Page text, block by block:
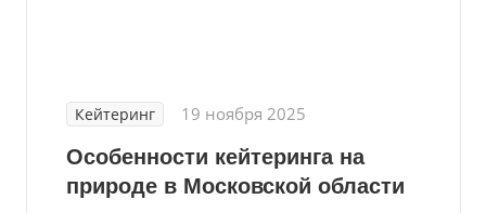
Кейтеринг 19 ноября 2025
Особенности кейтеринга на
природе в Московской области